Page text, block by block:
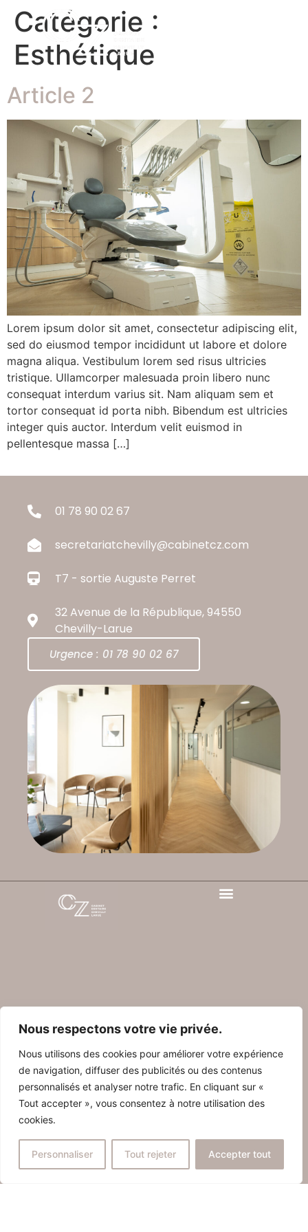
Nous respectons votre vie privée.
Nous utilisons des cookies pour améliorer votre expérience
de navigation, diffuser des publicités ou des contenus
personnalisés et analyser notre trafic. En cliquant sur «
Tout accepter », vous consentez à notre utilisation des
cookies.
Personnaliser Tout rejeter Accepter tout
Catégorie :
Esthétique
Article 2
Lorem ipsum dolor sit amet, consectetur adipiscing elit,
sed do eiusmod tempor incididunt ut labore et dolore
magna aliqua. Vestibulum lorem sed risus ultricies
tristique. Ullamcorper malesuada proin libero nunc
consequat interdum varius sit. Nam aliquam sem et
tortor consequat id porta nibh. Bibendum est ultricies
integer quis auctor. Interdum velit euismod in
pellentesque massa […]
Prendre rendez-vous
01 78 90 02 67
secretariatchevilly@cabinetcz.com
T7 - sortie Auguste Perret
32 Avenue de la République, 94550
Chevilly-Larue
Urgence : 01 78 90 02 67